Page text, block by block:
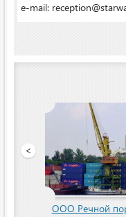
e-mail:
<
ООО Речной